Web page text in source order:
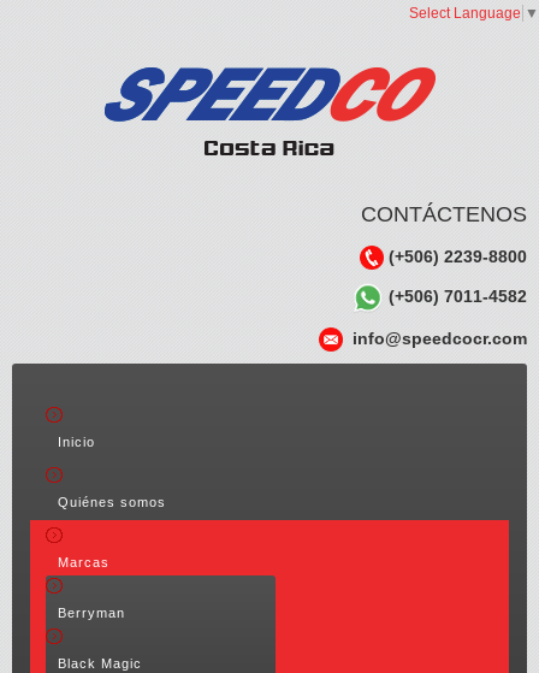
Select Language ▼
CONTÁCTENOS
(+506) 2239-8800
(+506) 7011-4582
info@speedcocr.com
Inicio
Quiénes somos
Marcas
Berryman
Black Magic